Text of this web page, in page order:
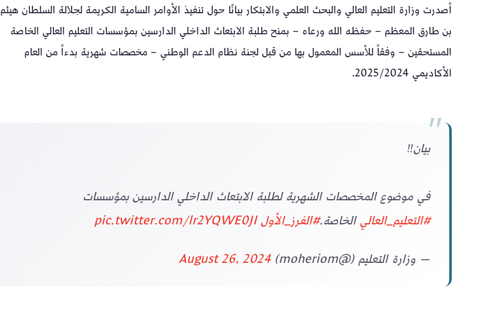
أصدرت وزارة التعليم العالي والبحث العلمي والابتكار بيانًا حول تنفيذ الأوامر السامية الكريمة لجلالة السلطان هيثم
بن طارق المعظم – حفظه الله ورعاه – بمنح طلبة الابتعاث الداخلي الدارسين بمؤسسات التعليم العالي الخاصة
المستحقين – وفقاً للأسس المعمول بها من قبل لجنة نظام الدعم الوطني – مخصصات شهرية بدءاً من العام
الأكاديمي 2025/2024.
بيان‼️
في موضوع المخصصات الشهرية لطلبة الابتعاث الداخلي الدارسين بمؤسسات
#التعليم_العاليالخاصة.#الفرز_الأولpic.twitter.com/lr2YQWE0JI
— وزارة التعليم (@moheriom)
August 26, 2024